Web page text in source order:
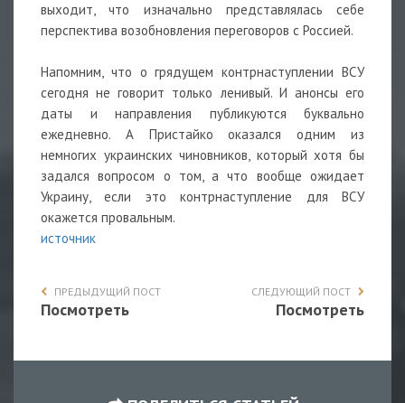
выходит, что изначально представлялась себе
перспектива возобновления переговоров с Россией.
Напомним, что о грядущем контрнаступлении ВСУ
сегодня не говорит только ленивый. И анонсы его
даты и направления публикуются буквально
ежедневно. А Пристайко оказался одним из
немногих украинских чиновников, который хотя бы
задался вопросом о том, а что вообще ожидает
Украину, если это контрнаступление для ВСУ
окажется провальным.
источник
ПРЕДЫДУЩИЙ ПОСТ
Посмотреть
СЛЕДУЮЩИЙ ПОСТ
Посмотреть